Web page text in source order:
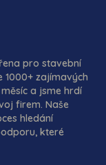
pro stavební
1000+ zajímavých
a jsme hrdí
firem. Naše
hledání
které